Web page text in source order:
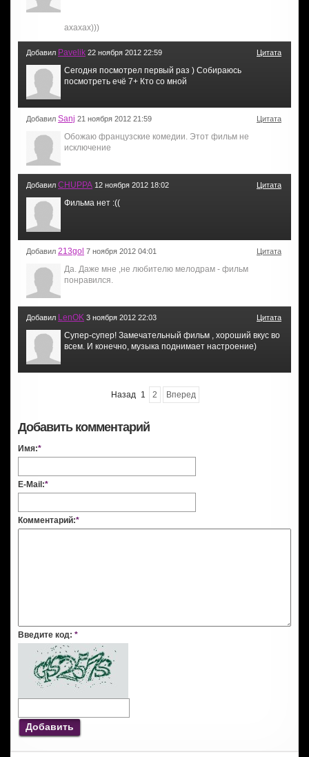
ахахах)))
Добавил Pavelik 22 ноября 2012 22:59 Цитата
Сегодня посмотрел первый раз ) Собираюсь
посмотреть ечё 7+ Кто со мной
Добавил Sanj 21 ноября 2012 21:59 Цитата
Обожаю французские комедии. Этот фильм не
исключение
Добавил CHUPPA 12 ноября 2012 18:02 Цитата
Фильма нет :((
Добавил 213gol 7 ноября 2012 04:01 Цитата
Да. Даже мне ,не любителю мелодрам - фильм
понравился.
Добавил LenOK 3 ноября 2012 22:03 Цитата
Супер-супер! Замечательный фильм , хороший вкус во
всем. И конечно, музыка поднимает настроение)
Назад 1 2 Вперед
Добавить комментарий
Имя:*
E-Mail:*
Комментарий:*
Введите код: *
Добавить